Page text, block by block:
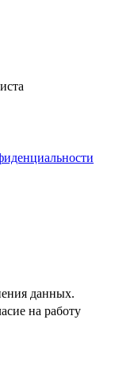
данных.
на работу